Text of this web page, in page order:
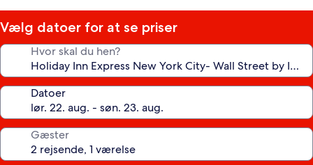
Vælg datoer for at se priser
Hvor skal du hen?
Datoer
Gæster